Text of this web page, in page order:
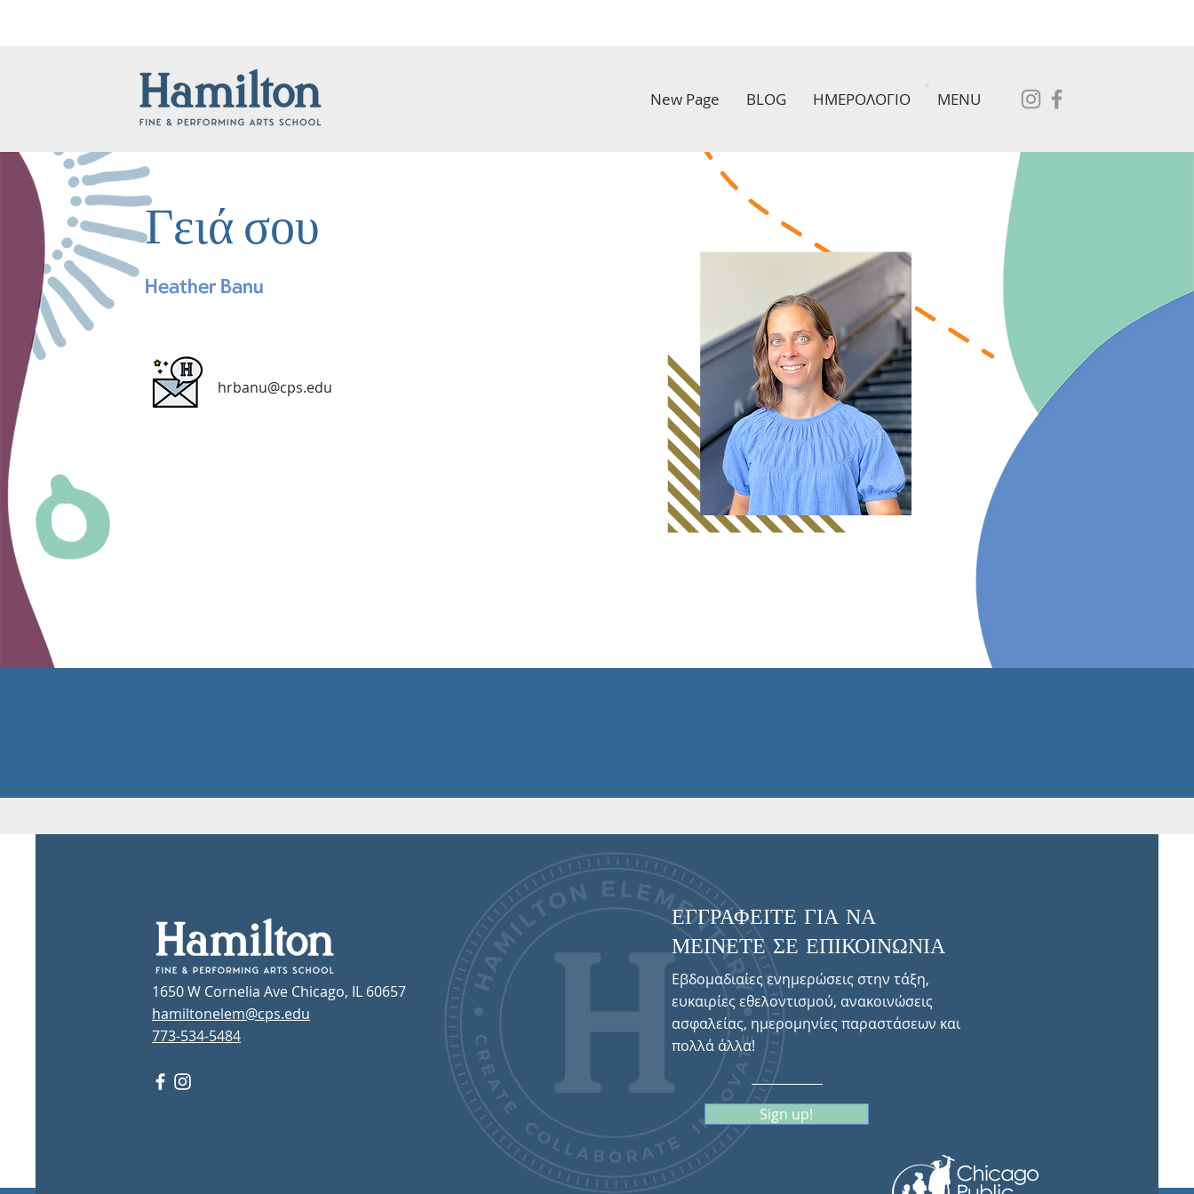
New Page BLOG ΗΜΕΡΟΛΟΓΙΟ MENU
Γειά σου
Heather Banu
hrbanu@cps.edu
1650 W Cornelia Ave Chicago, IL 60657
hamiltonelem@cps.edu
773-534-5484
ΕΓΓΡΑΦΕΙΤΕ ΓΙΑ ΝΑ
ΜΕΙΝΕΤΕ ΣΕ ΕΠΙΚΟΙΝΩΝΙΑ
Εβδομαδιαίες ενημερώσεις στην τάξη,
ευκαιρίες εθελοντισμού, ανακοινώσεις
ασφαλείας, ημερομηνίες παραστάσεων και
πολλά άλλα!
Sign up!